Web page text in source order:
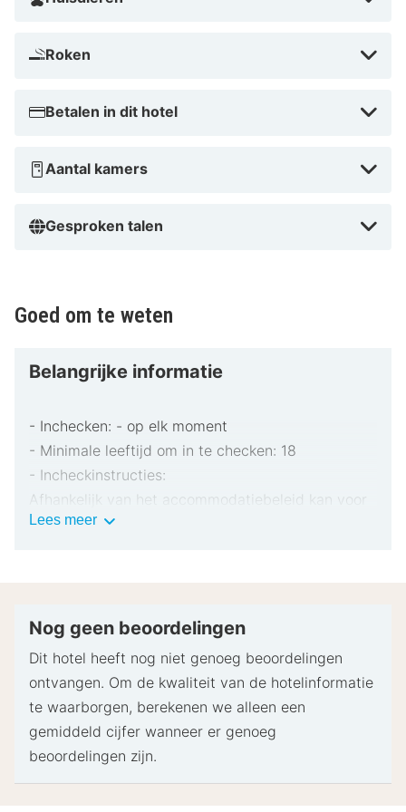
1,4 km van Heiligenhafen Rathaus en op 2 km van
Roken
Betalen in dit hotel
Aantal kamers
Gesproken talen
Goed om te weten
Belangrijke informatie
- Inchecken: - op elk moment
- Minimale leeftijd om in te checken: 18
- Incheckinstructies:
Afhankelijk van het accommodatiebeleid kan voor
extra personen een toeslag in rekening worden
pinpas of borgsom in contanten te verstrekken
Speciale verzoeken worden onder voorbehoud van
beschikbaarheid bij het inchecken ingewilligd.
Hiervoor kunnen extra kosten in rekening worden
gebracht. Speciale verzoeken kunnen niet worden
gegarandeerd.
Lees meerBelangrijke
Nog geen beoordelingen
Dit hotel heeft nog niet genoeg beoordelingen
ontvangen. Om de kwaliteit van de hotelinformatie
te waarborgen, berekenen we alleen een
gemiddeld cijfer wanneer er genoeg
beoordelingen zijn.